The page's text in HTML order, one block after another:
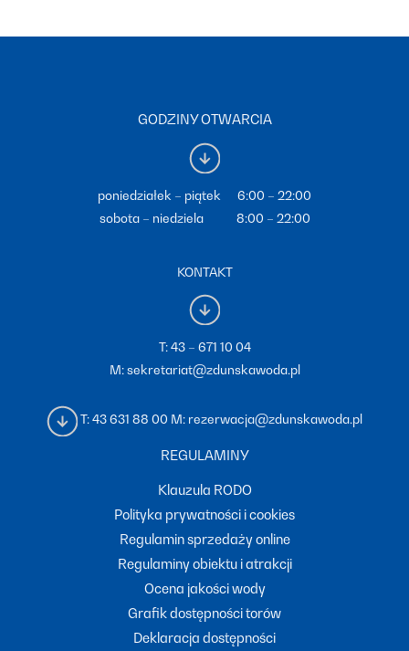
GODZINY OTWARCIA
poniedziałek – piątek 6:00 – 22:00
sobota – niedziela 8:00 – 22:00
KONTAKT
T:43 – 671 10 04
M:sekretariat@zdunskawoda.pl
T:43 631 88 00 M: rezerwacja@zdunskawoda.pl
REGULAMINY
Klauzula RODO
Polityka prywatności i cookies
Regulamin sprzedaży online
Regulaminy obiektu i atrakcji
Ocena jakości wody
Grafik dostępności torów
Deklaracja dostępności